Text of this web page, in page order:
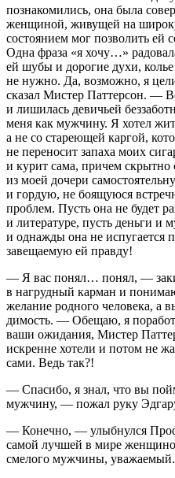
познакомились, она была
женщиной, живущей на
состоянием мог позволить ей
Одна фраза «я хочу…»
ей шубы и дорогие духи,
не нужно. Да, возможно, я
сказал Мистер Паттер­сон. —
и лишилась девичьей
меня как мужчи­ну. Я хотел
а не со стареющей каргой,
не переносит запаха моих
и курит сама, причем скрытно
из моей дочери
и гордую, не боящуюся
проблем. Пусть она не будет
и литературе, пусть деньги и
и однажды она не испугается
завещаемую ей правду!
— Я вас понял… понял, —
в нагрудный карман и
желание родного человека, а
димость. — Обещаю, я
ваши ожидания, Мистер
искренне хотели и потом не
сами. Ведь так?!
— Спасибо, я знал, что вы
мужчину, — пожал руку
— Конечно, — улыбнулся
самой лучшей в мире
смелого мужчины, уважаемый.